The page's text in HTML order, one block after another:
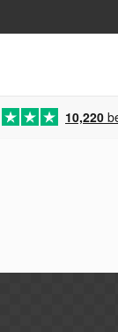
10,220